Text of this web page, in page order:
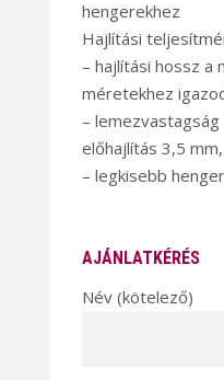
hengerekhez
Hajlítási
– hajlítási hossz a
méretekhez
– lemezvastagság
előhajlítás 3,5
– legkisebb
AJÁNLATKÉRÉS
Név (kötelező)